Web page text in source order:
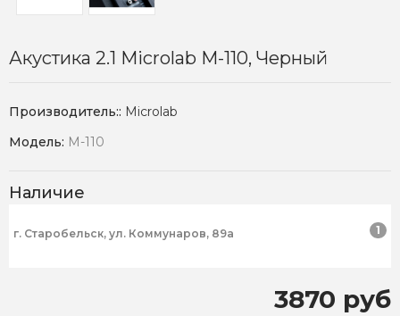
Акустика 2.1 Microlab M-110, Черный
Производитель:: Microlab
Модель: M-110
Наличие
г. Старобельск, ул. Коммунаров, 89а 1
3870 руб